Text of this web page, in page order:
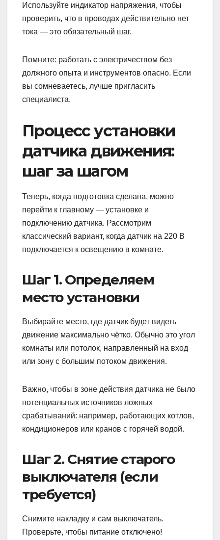
Используйте индикатор напряжения, чтобы
проверить, что в проводах действительно нет
тока — это обязательный шаг.
Помните: работать с электричеством без
должного опыта и инструментов опасно. Если
вы сомневаетесь, лучше пригласить
специалиста.
Процесс установки
датчика движения:
шаг за шагом
Теперь, когда подготовка сделана, можно
перейти к главному — установке и
подключению датчика. Рассмотрим
классический вариант, когда датчик на 220 В
подключается к освещению в комнате.
Шаг 1. Определяем
место установки
Выбирайте место, где датчик будет видеть
движение максимально чётко. Обычно это угол
комнаты или потолок, направленный на вход
или зону с большим потоком движения.
Важно, чтобы в зоне действия датчика не было
потенциальных источников ложных
срабатываний: например, работающих котлов,
кондиционеров или кранов с горячей водой.
Шаг 2. Снятие старого
выключателя (если
требуется)
Снимите накладку и сам выключатель.
Проверьте, чтобы питание отключено!